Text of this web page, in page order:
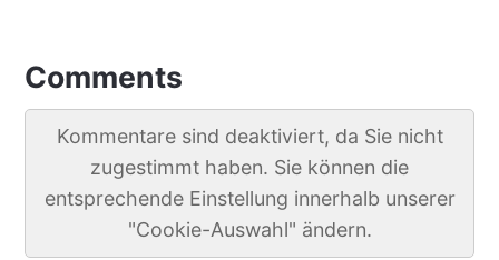
Comments
Kommentare sind deaktiviert, da Sie nicht
zugestimmt haben. Sie können die
entsprechende Einstellung innerhalb unserer
"Cookie-Auswahl" ändern.